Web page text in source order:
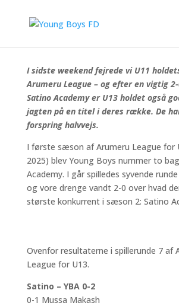
U13 sejr over Satino Academy. Det
I sidste weekend fejrede vi U11
Arumeru League – og efter en vigtig
Satino Academy er U13 holdet også
jagten på en titel i deres række. De
forspring halvvejs.
I første sæson af Arumeru League for
2025) blev Young Boys nummer to
Academy. I går spilledes syvende
og vore drenge vandt 2-0 over hvad
største konkurrent i sæson 2: Satino
Ovenfor resultaterne i spillerunde 7 af
League for U13.
Satino – YBA 0-2
0-1 Mussa Makash